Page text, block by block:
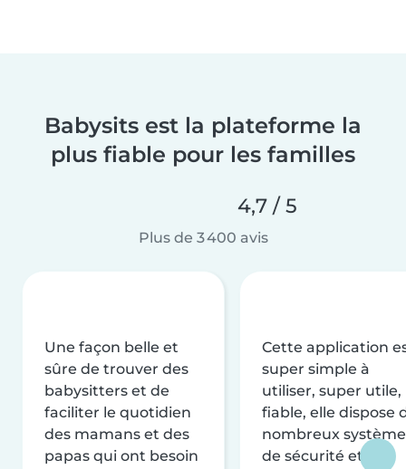
Babysits est la plateforme la
plus fiable pour les familles
4,7 / 5
Plus de 3 400 avis
Une façon belle et
sûre de trouver des
babysitters et de
faciliter le quotidien
des mamans et des
papas qui ont besoin
Cette application
super simple à
utiliser, super utile,
fiable, elle dispose
nombreux
de sécurité et de